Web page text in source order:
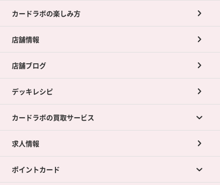
カードラボの楽しみ方
店舗情報
店舗ブログ
デッキレシピ
カードラボの買取サービス
カードラボの買取サービスTOP
店舗買取について
求人情報
ポイントカード